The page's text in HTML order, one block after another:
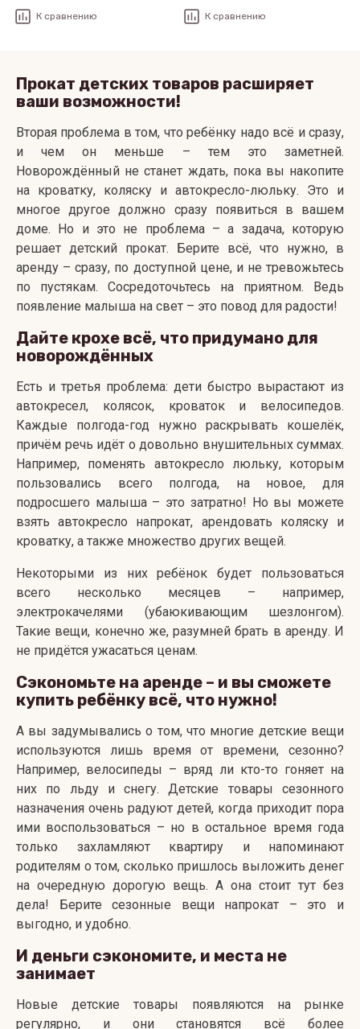
К сравнению К сравнению
Прокат детских товаров расширяет
ваши возможности!
Вторая проблема в том, что ребёнку надо всё и сразу,
и чем он меньше – тем это заметней.
Новорождённый не станет ждать, пока вы накопите
на кроватку, коляску и автокресло-люльку. Это и
многое другое должно сразу появиться в вашем
доме. Но и это не проблема – а задача, которую
решает детский прокат. Берите всё, что нужно, в
аренду – сразу, по доступной цене, и не тревожьтесь
по пустякам. Сосредоточьтесь на приятном. Ведь
появление малыша на свет – это повод для радости!
Дайте крохе всё, что придумано для
новорождённых
Есть и третья проблема: дети быстро вырастают из
автокресел, колясок, кроваток и велосипедов.
Каждые полгода-год нужно раскрывать кошелёк,
причём речь идёт о довольно внушительных суммах.
Например, поменять автокресло люльку, которым
пользовались всего полгода, на новое, для
подросшего малыша – это затратно! Но вы можете
взять автокресло напрокат, арендовать коляску и
кроватку, а также множество других вещей.
Некоторыми из них ребёнок будет пользоваться
всего несколько месяцев – например,
электрокачелями (убаюкивающим шезлонгом).
Такие вещи, конечно же, разумней брать в аренду. И
не придётся ужасаться ценам.
Сэкономьте на аренде – и вы сможете
купить ребёнку всё, что нужно!
А вы задумывались о том, что многие детские вещи
используются лишь время от времени, сезонно?
Например, велосипеды – вряд ли кто-то гоняет на
них по льду и снегу. Детские товары сезонного
назначения очень радуют детей, когда приходит пора
ими воспользоваться – но в остальное время года
только захламляют квартиру и напоминают
родителям о том, сколько пришлось выложить денег
на очередную дорогую вещь. А она стоит тут без
дела! Берите сезонные вещи напрокат – это и
выгодно, и удобно.
И деньги сэкономите, и места не
занимает
Новые детские товары появляются на рынке
регулярно, и они становятся всё более